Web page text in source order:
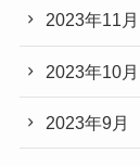
2023年11月
2023年10月
2023年9月